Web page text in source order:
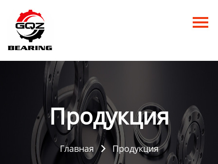
Главная
Продукция
Новости
Контакты Продукция
Главная  Продукция